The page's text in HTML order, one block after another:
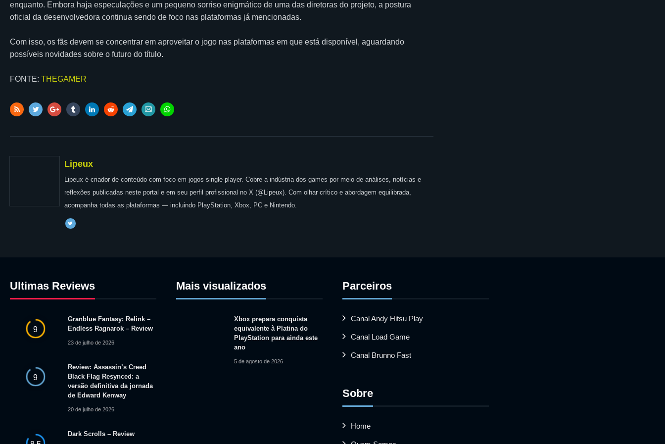
enquanto. Embora haja especulações e um pequeno sorriso enigmático de uma das diretoras do projeto, a postura
oficial da desenvolvedora continua sendo de foco nas plataformas já mencionadas.
Com isso, os fãs devem se concentrar em aproveitar o jogo nas plataformas em que está disponível, aguardando
possíveis novidades sobre o futuro do título.
FONTE: THEGAMER
Lipeux
Lipeux é criador de conteúdo com foco em jogos single player. Cobre a indústria dos games por meio de análises, notícias e
reflexões publicadas neste portal e em seu perfil profissional no X (@Lipeux). Com olhar crítico e abordagem equilibrada,
acompanha todas as plataformas — incluindo PlayStation, Xbox, PC e Nintendo.
Ultimas Reviews
9
Granblue Fantasy: Relink –
Endless Ragnarok – Review
23 de julho de 2026
9
Review: Assassin’s Creed
Black Flag Resynced: a
versão definitiva da jornada
de Edward Kenway
20 de julho de 2026
Dark Scrolls – Review
Mais visualizados
Xbox prepara conquista
equivalente à Platina do
PlayStation para ainda este
ano
5 de agosto de 2026
Parceiros
Canal Andy Hitsu Play
Canal Load Game
Canal Brunno Fast
Sobre
Home